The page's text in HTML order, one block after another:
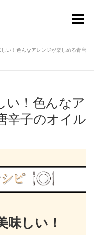
メニュー
い！色んなアレンジが楽しめる青唐
い！色んなア
辛子のオイル
味しい！